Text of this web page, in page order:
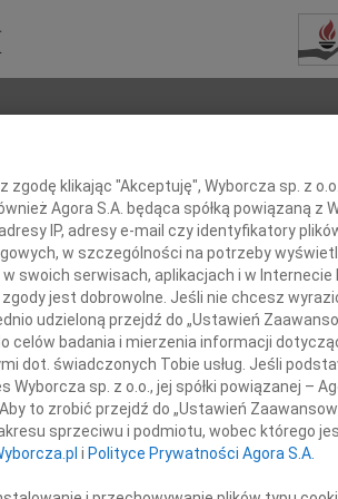
Imię i nazwisko lub
+
INNE NEKROLOGI
06.08.2026
Sylwii
05.08.2026
Arlecie
30.07.2026
Pani Elżbiecie
Janusz Ostoja-
Z głębokim
klikając "Akceptuję", Wyborcza sp. z
Agora S.A. będąca spółką powiązaną z
IP, adresy e-mail czy identyfikatory
w szczególności na potrzeby
swoich serwisach, aplikacjach i w Internecie
jest dobrowolne. Jeśli nie chcesz
udzieloną przejdź do „Ustawień
celów badania i mierzenia informacji
dot. świadczonych Tobie usług. Jeśli
sp. z o.o., jej spółki powiązanej –
to zrobić przejdź do „Ustawień
sprzeciwu i podmiotu, wobec którego
i Polityce Prywatności Agora S.A.